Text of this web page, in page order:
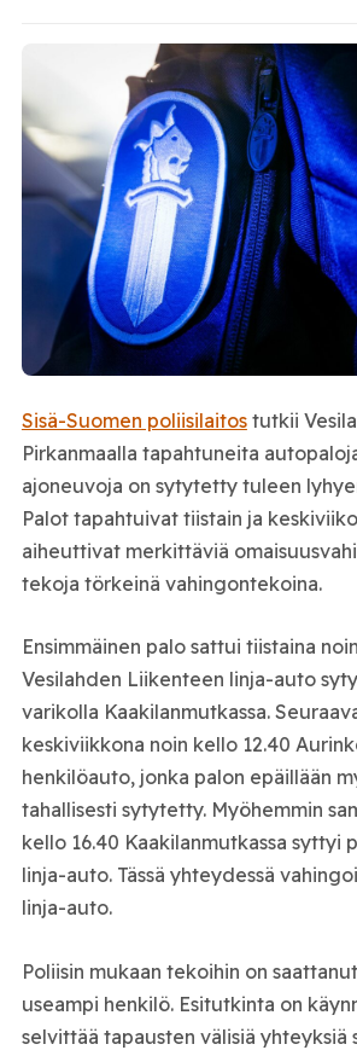
Sisä-Suomen poliisilaitostutkii
Pirkanmaalla tapahtuneita
ajoneuvoja on sytytetty tuleen
Palot tapahtuivat tiistain ja
aiheuttivat merkittäviä
tekoja törkeinä vahingontekoina.
Ensimmäinen palo sattui tiistaina
Vesilahden Liikenteen linja-auto
varikolla Kaakilanmutkassa.
keskiviikkona noin kello 12.40
henkilöauto, jonka palon epäillään
tahallisesti sytytetty. Myöhemmin
kello 16.40 Kaakilanmutkassa syttyi
linja-auto. Tässä yhteydessä
linja-auto.
Poliisin mukaan tekoihin on
useampi henkilö. Esitutkinta on
selvittää tapausten välisiä yhteyksiä